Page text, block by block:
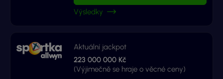
Výsledky
Aktuální jackpot
223 000 000 Kč
(Výjimečně se hraje o věcné ceny)